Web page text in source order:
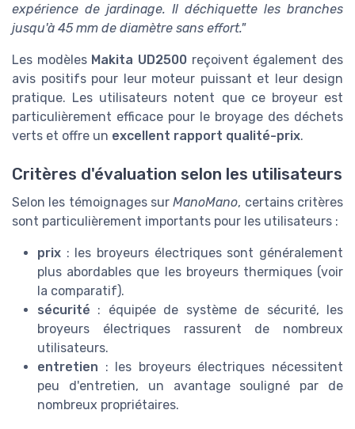
expérience de jardinage. Il déchiquette les branches
jusqu'à 45 mm de diamètre sans effort."
Les modèles Makita UD2500 reçoivent également des
avis positifs pour leur moteur puissant et leur design
pratique. Les utilisateurs notent que ce broyeur est
particulièrement efficace pour le broyage des déchets
verts et offre un excellent rapport qualité-prix.
Critères d'évaluation selon les utilisateurs
Selon les témoignages surManoMano, certains critères
sont particulièrement importants pour les utilisateurs :
prix : les broyeurs électriques sont généralement
plus abordables que les broyeurs thermiques (voir
la comparatif).
sécurité : équipée de système de sécurité, les
broyeurs électriques rassurent de nombreux
utilisateurs.
entretien : les broyeurs électriques nécessitent
peu d'entretien, un avantage souligné par de
nombreux propriétaires.